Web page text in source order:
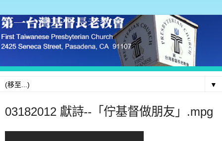
▼
03182012 獻詩--「佇基督做朋友」.mpg